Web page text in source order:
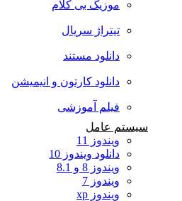
موزیک بی کلام
تیتراژ سریال
دانلود مستند
دانلود کارتون و انیمیشن
فیلم آموزشی
سیستم عامل
ویندوز 11
دانلود ویندوز 10
ویندوز 8 و 8.1
ویندوز 7
ویندوز xp